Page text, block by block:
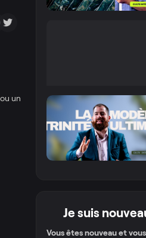
un
Je suis
Vous êtes nouveau et